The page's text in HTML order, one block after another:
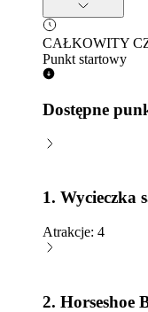
CAŁKOWITY
Punkt startowy
Dostępne
1. Wycieczka
Atrakcje: 4
2. Horseshoe